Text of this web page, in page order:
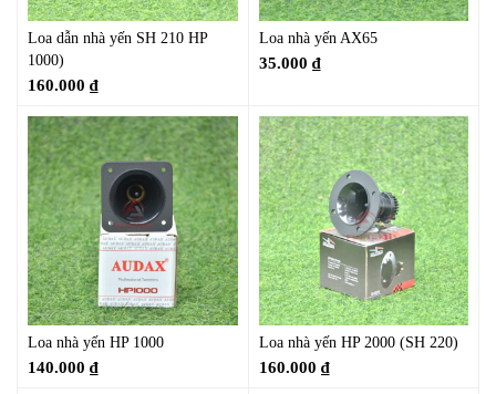
Loa dẫn nhà yến SH 210 HP
1000)
160.000 ₫
Loa nhà yến AX65
35.000 ₫
Loa nhà yến HP 1000
140.000 ₫
Loa nhà yến HP 2000 (SH 220)
160.000 ₫